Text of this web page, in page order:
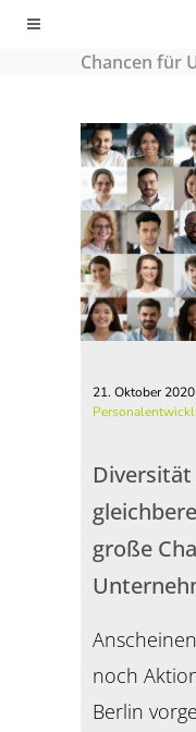
Chancen für
21. Oktober 2020
große
noch
Berlin